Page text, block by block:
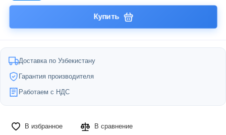
Купить
Доставка по Узбекистану
Гарантия производителя
Работаем с НДС
В избранное В сравнение